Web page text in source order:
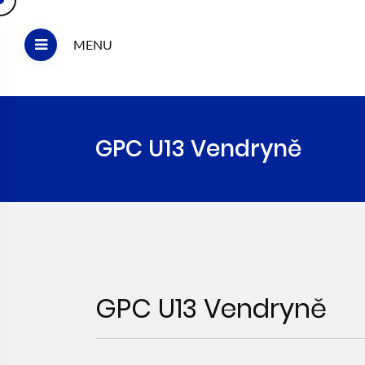
MENU
GPC U13 Vendryně
GPC U13 Vendryně